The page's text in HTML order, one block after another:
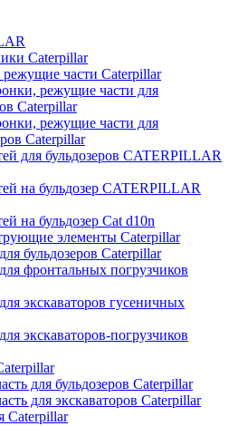
Caterpillar
режущие части Caterpillar
режущие части для
Caterpillar
режущие части для
Caterpillar
для бульдозеров CATERPILLAR
на бульдозер CATERPILLAR
на бульдозер Сat d10n
элементы Caterpillar
бульдозеров Caterpillar
фронтальных погрузчиков
экскаваторов гусеничных
экскаваторов-погрузчиков
для бульдозеров Caterpillar
для экскаваторов Caterpillar
Caterpillar